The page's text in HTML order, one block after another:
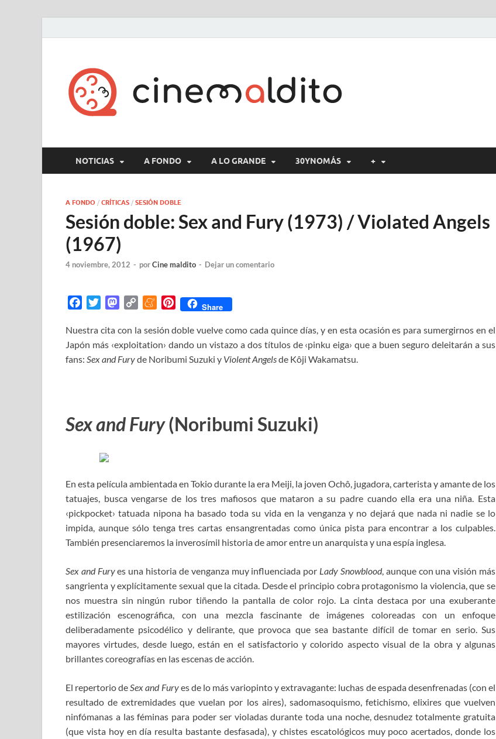
NOTICIAS A FONDO A LO GRANDE 30YNOMÁS +
A FONDO / CRÍTICAS / SESIÓN DOBLE
Sesión doble: Sex and Fury (1973) / Violated Angels
(1967)
4 noviembre, 2012 - porCine maldito - Dejar un comentario
c
e
b
i
t
t
M
s
t
o
p
y
L
M
n
e
a
P
n
t
e
t
Share
Nuestra cita con la sesión doble vuelve como cada quince días, y en esta ocasión es para sumergirnos en el
Japón más ‹exploitation› dando un vistazo a dos títulos de ‹pinku eiga› que a buen seguro deleitarán a sus
fans: Sex and Furyde Noribumi Suzuki y Violent Angelsde Kôji Wakamatsu.
Sex and Fury(Noribumi Suzuki)
En esta película ambientada en Tokio durante la era Meiji, la joven Ochô, jugadora, carterista y amante de los
tatuajes, busca vengarse de los tres mafiosos que mataron a su padre cuando ella era una niña. Esta
‹pickpocket› tatuada nipona ha basado toda su vida en la venganza y no dejará que nada ni nadie se lo
impida, aunque sólo tenga tres cartas ensangrentadas como única pista para encontrar a los culpables.
También presenciaremos la inverosímil historia de amor entre un anarquista y una espía inglesa.
Sex and Furyes una historia de venganza muy influenciada por Lady Snowblood, aunque con una visión más
sangrienta y explícitamente sexual que la citada. Desde el principio cobra protagonismo la violencia, que se
nos muestra sin ningún rubor tiñendo la pantalla de color rojo. La cinta destaca por una exuberante
estilización escenográfica, con una mezcla fascinante de imágenes coloreadas con un enfoque
deliberadamente psicodélico y delirante, que provoca que sea bastante difícil de tomar en serio. Sus
mayores virtudes, desde luego, están en el satisfactorio y colorido aspecto visual de la obra y algunas
brillantes coreografías en las escenas de acción.
El repertorio deSex and Furyes de lo más variopinto y extravagante: luchas de espada desenfrenadas (con el
resultado de extremidades que vuelan por los aires), sadomasoquismo, fetichismo, elixires que vuelven
ninfómanas a las féminas para poder ser violadas durante toda una noche, desnudez totalmente gratuita
(que vista hoy en día resulta bastante desfasada), y chistes escatológicos muy poco acertados, donde los